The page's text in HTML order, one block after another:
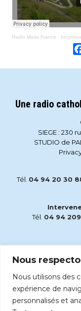
Nous
Nous utilisons des
expérience de
personnalisés et
Radio Maria France ·
Une radio
SIEGE : 230
STUDIO de
Tél. 04 94 20 30
Tél. 04 94 209